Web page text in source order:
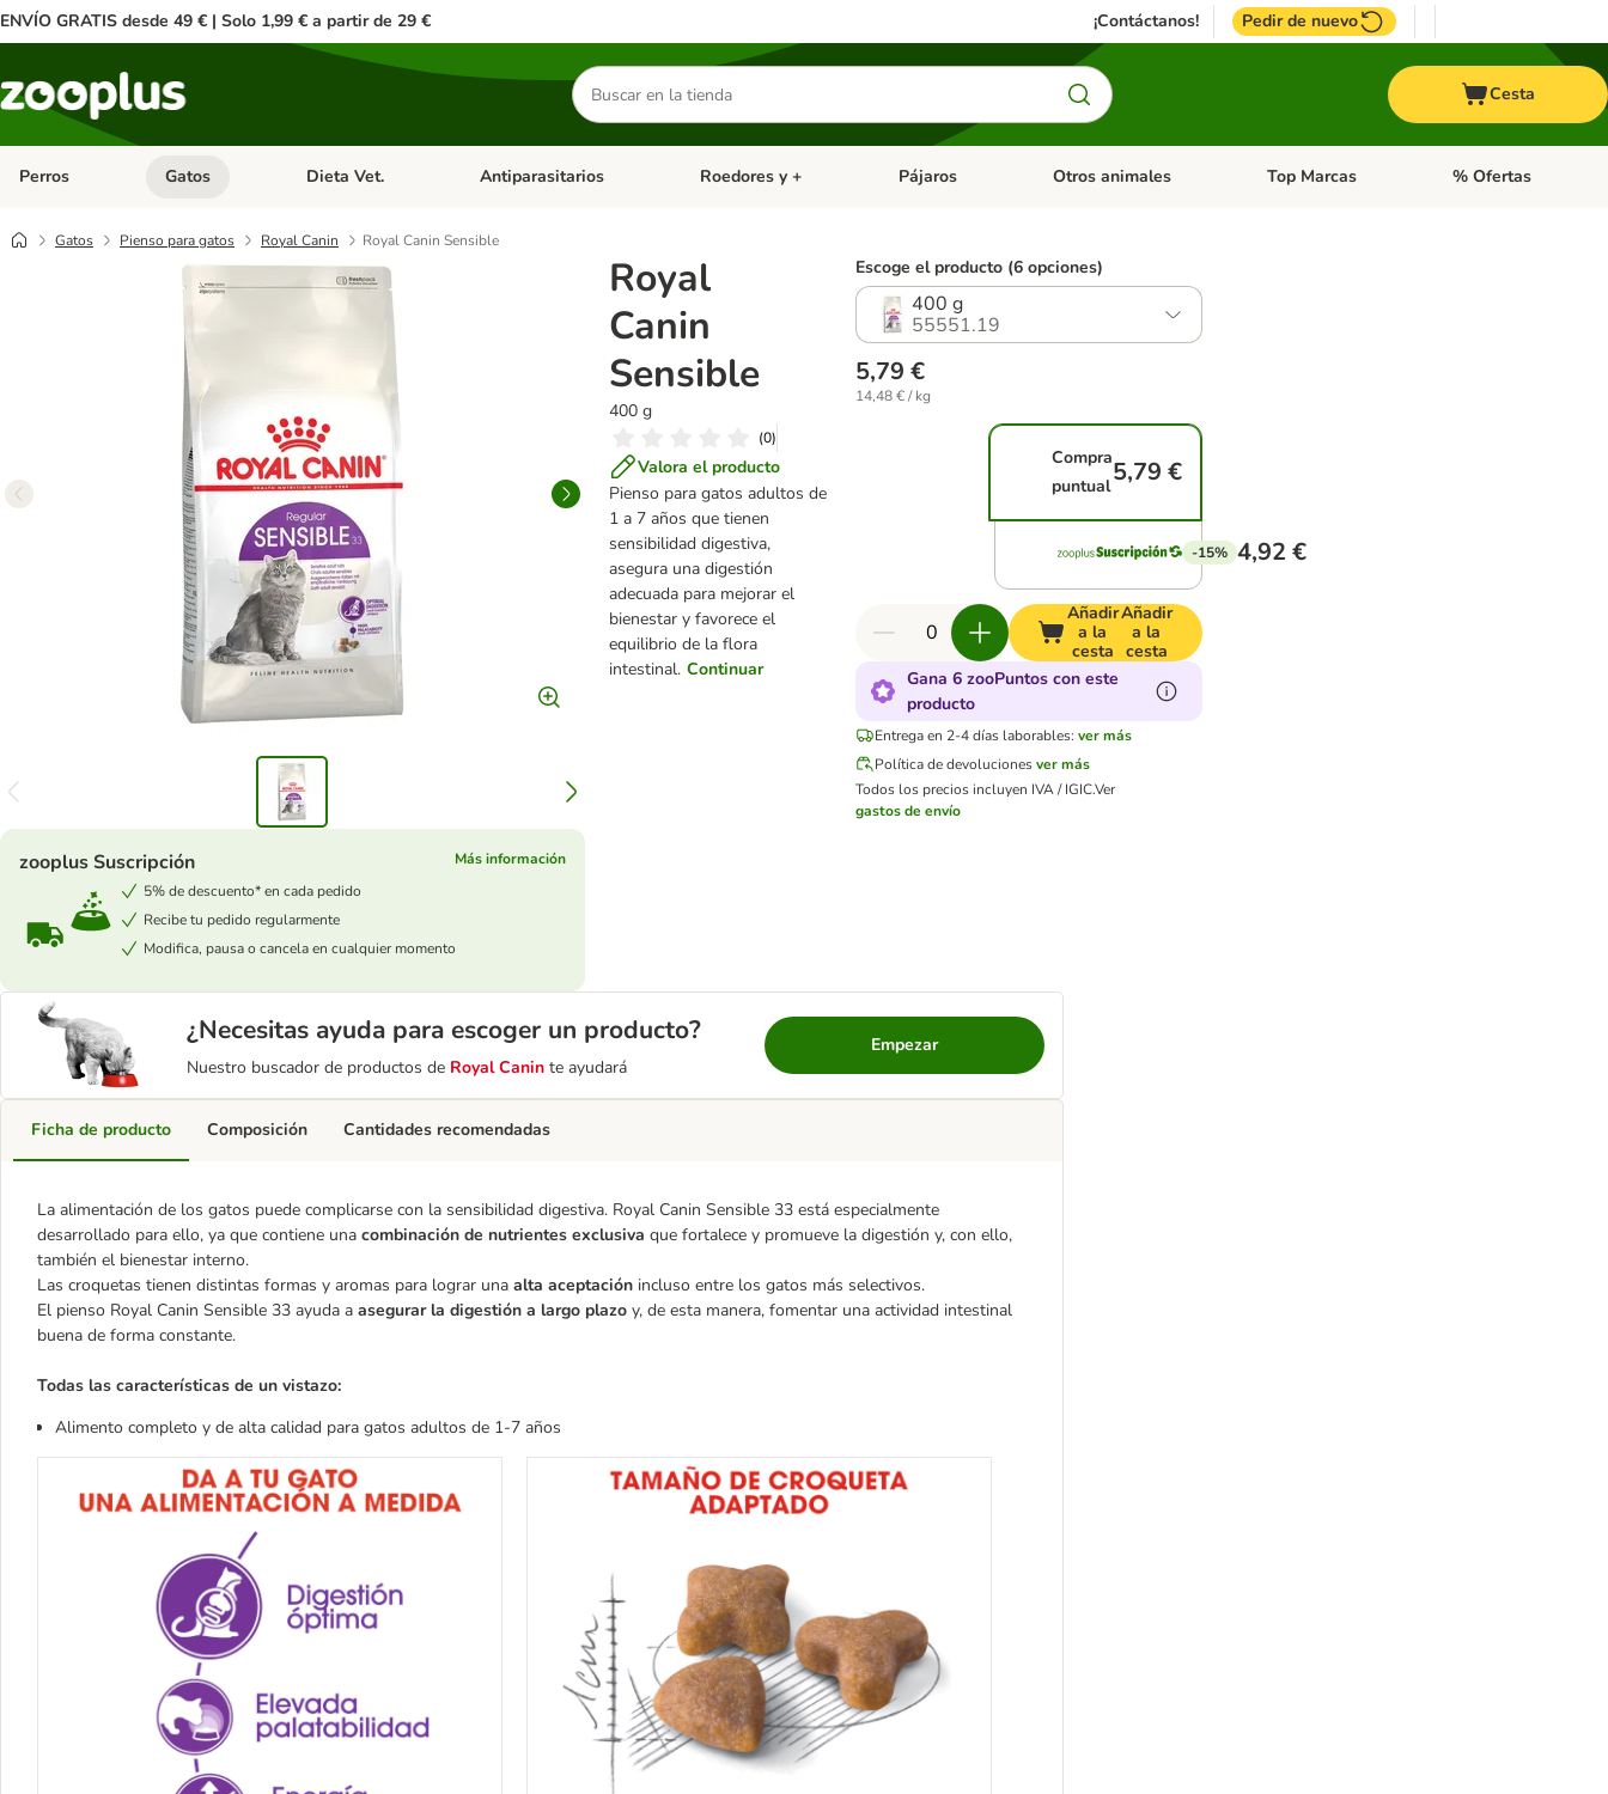
ENVÍO GRATIS desde 49 € | Solo 1,99 € a partir de 29 € ¡Contáctanos! Pedir de nuevo
Buscar
productos
Cesta
Perros Menú de categoria abierto: Perros
Gatos Menú de categoria abierto: Gatos
Dieta Vet. Menú de categoria abierto: Dieta Vet.
Antiparasitarios Menú de categoria abierto: Antiparasitarios
Roedores y + Menú de categoria abierto: Roedores y +
Pájaros Menú de categoria abierto: Pájaros
Otros animales Menú de categoria abierto: Otros animales
Top Marcas Menú de categoria
% Ofertas
Gatos Pienso para gatos Royal Canin Royal Canin Sensible
Royal
Canin
Sensible
400 g
(0)
Valora el producto
Pienso para gatos adultos de
1 a 7 años que tienen
sensibilidad digestiva,
asegura una digestión
adecuada para mejorar el
bienestar y favorece el
equilibrio de la flora
intestinal. Continuar
zooplus Suscripción
Más información
5% de descuento* en cada pedido
Recibe tu pedido regularmente
Modifica, pausa o cancela en cualquier momento
Escoge el producto (6 opciones)
400 g
55551.19
5,79 €
14,48 € / kg
Compra
puntual5,79 €
-15% 4,92 €
Añadir
a la
cesta
Añadir
a la
cesta
Gana 6 zooPuntos con este
producto
Entrega en 2-4 días laborables: ver más
Política de devoluciones ver más
Todos los precios incluyen IVA / IGIC.Ver
gastos de envío
¿Necesitas ayuda para escoger un producto?
Nuestro buscador de productos de Royal Canin te ayudará
Empezar
Ficha de producto
La alimentación de los gatos puede complicarse con la sensibilidad digestiva. Royal Canin Sensible 33 está especialmente
desarrollado para ello, ya que contiene una combinación de nutrientes exclusiva que fortalece y promueve la digestión y, con ello,
también el bienestar interno.
Las croquetas tienen distintas formas y aromas para lograr una alta aceptación incluso entre los gatos más selectivos.
El pienso Royal Canin Sensible 33 ayuda a asegurar la digestión a largo plazo y, de esta manera, fomentar una actividad intestinal
buena de forma constante.
Todas las características de un vistazo:
Alimento completo y de alta calidad para gatos adultos de 1-7 años
Composición Cantidades recomendadas